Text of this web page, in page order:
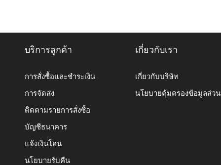
บริการลูกค้า
การสั่งซื้อและชำระเงิน
การจัดส่ง
ติดตามรายการสั่งซื้อ
บัญชีธนาคาร
แจ้งเงินโอน
นโยบายรับคืน
เกี่ยวกับเรา
เกี่ยวกับบริษัท
นโยบายคุ้มครองข้อมูลส่ว